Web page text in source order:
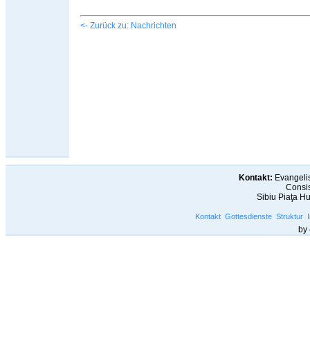
<- Zurück zu: Nachrichten
Kontakt:
Sibiu Piaţa
Kontakt Gottesdienste Struktur
by